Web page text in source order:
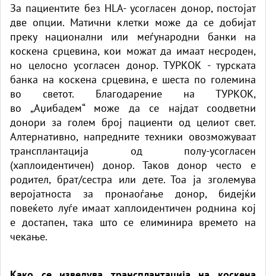
За пациентите без HLA- усогласен донор, постојат
две опции. Матични клетки може да се добијат
преку национални или меѓународни банки на
коскена срцевина, кои можат да имаат несроден,
но целосно усогласен донор. ТУРКОК - турската
банка на коскена срцевина, е шеста по големина
во светот. Благодарение на ТУРКОК,
во
„Аџибадем“
може да се најдат соодветни
донори за голем број пациенти од целиот свет.
Алтернативно, напредните техники овозможуваат
трансплантација од полу-усогласен
(хаплоидентичен) донор. Таков донор често е
родител, брат/сестра или дете. Тоа ја зголемува
веројатноста за пронаоѓање донор, бидејќи
повеќето луѓе имаат хаплоидентичен роднина кој
е достапен, така што се елиминира времето на
чекање.